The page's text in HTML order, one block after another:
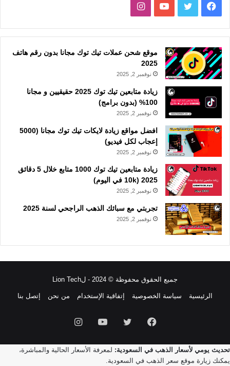
فيسبوك تويتر يوتيوبانستقرام
موقع شحن عملات تيك توك مجانا بدون رقم هاتف
2025
نوفمبر 2, 2025
زيادة متابعين تيك توك 2025 حقيقيين و مجانا
100% (بدون برامج)
نوفمبر 2, 2025
افضل مواقع زيادة لايكات تيك توك مجانا (5000
إعجاب لكل فيديو)
نوفمبر 2, 2025
زيادة متابعين تيك توك 1000 متابع خلال 5 دقائق
2025 (10k في اليوم)
نوفمبر 2, 2025
تجربتي مع سبائك الذهب الراجحي لسنة 2025
نوفمبر 2, 2025
جميع الحقوق محفوظة © 2024 - لLion Tech
الرئيسية سياسة الخصوصية إتفاقية الإستخدام من نحن إتصل بنا
فيسبوك تويتر يوتيوبانستقرام
تحديث يومي لأسعار الذهب في السعودية: لمعرفة الأسعار الحالية والمباشرة،
يمكنك زيارة موقع سعر الذهب في السعودية